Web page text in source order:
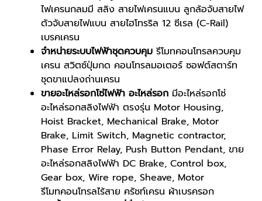
ไฟเครนกลมมี สลิง สายไฟเครนแบน ลูกล้อจับสายไฟ
ตัวจับสายไฟแบน สายไฮโทรริล 12 ซีเรล (C-Rail)
เบรคเครน
จำหน่ายระบบไฟฟ้าชุดควบคุม รีโมทคอนโทรลควบคุม
เครน สวิตซ์ปุ่มกด คอนโทรลมอเตอร์ ซอฟต์สตาร์ท
ชุดขาแปลงถ่านเครน
ขายอะไหล่รอกโซ่ไฟฟ้า อะไหล่รอก มีอะไหล่รอกโซ่
อะไหล่รอกสลิงไฟฟ้า ตรงรุ่น Motor Housing,
Hoist Bracket, Mechanical Brake, Motor
Brake, Limit Switch, Magnetic contractor,
Phase Error Relay, Push Button Pendant, ขาย
อะไหล่รอกสลิงไฟฟ้า DC Brake, Control box,
Gear box, Wire rope, Sheave, Motor
รีโมทคอนโทรลไร้สาย ครัชท์เครน ผ้าเบรครอก